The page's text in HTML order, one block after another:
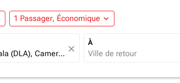
1 Passager, Économique expand_more
close
À